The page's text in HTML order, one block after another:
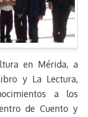
en Mérida, a
y La Lectura,
a los
de Cuento y